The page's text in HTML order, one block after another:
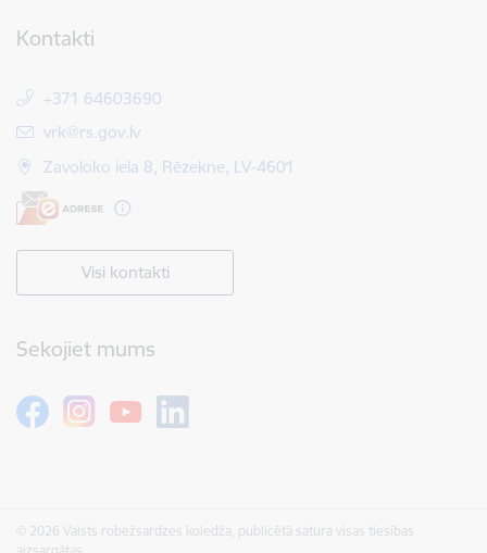
Kontakti
+371 64603690
E-pasts:
vrk@rs.gov.lv
Zavoloko iela 8, Rēzekne, LV-4601
Visi kontakti
Sekojiet mums
© 2026 Valsts robežsardzes koledža, publicētā satura visas tiesības